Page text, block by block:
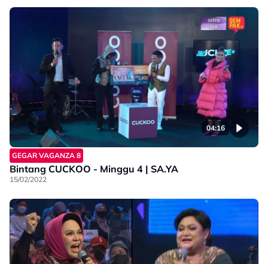
04:16
GEGAR VAGANZA 8
Bintang CUCKOO - Minggu 4 | SA.YA
15/02/2022